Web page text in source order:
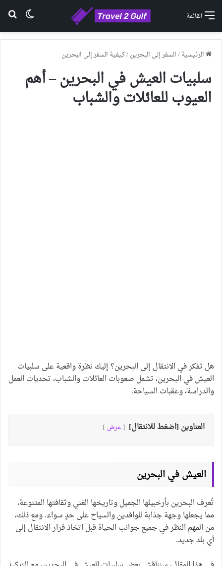
القائمة
الرئيسية/السفر إلى البحرين/كيفية السفر إلى البحرين
سلبيات العيش في البحرين – أهم
العيوب للعائلات والشباب
هل تفكر في الانتقال إلى البحرين؟ إليك نظرة واقعية على سلبيات
العيش في البحرين، تشمل صعوبات العائلات والشباب، تحديات العمل
والدراسة، وعقبات السياحة.
العناوين [اضغط للانتقال] عرض
العيش في البحرين
تُعرف البحرين بأرخبيلها الجميل وتاريخها الغني وثقافتها المتنوعة،
مما يجعلها وجهة جذابة للوافدين والسياح على حدٍ سواء. ومع ذلك،
من المهم النظر في جميع جوانب الحياة قبل اتخاذ قرار الانتقال إلى
أي بلد جديد.